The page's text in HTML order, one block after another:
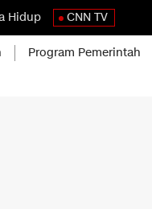
Hidup CNN TV
Program Pemerintah